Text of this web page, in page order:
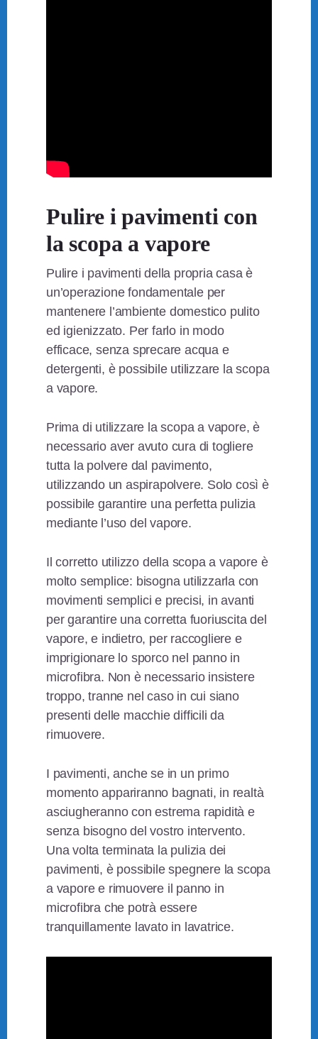
Pulire i pavimenti con
la scopa a vapore
Pulire i pavimenti della propria casa è
un’operazione fondamentale per
mantenere l’ambiente domestico pulito
ed igienizzato. Per farlo in modo
efficace, senza sprecare acqua e
detergenti, è possibile utilizzare la scopa
a vapore.
Prima di utilizzare la scopa a vapore, è
necessario aver avuto cura di togliere
tutta la polvere dal pavimento,
utilizzando un aspirapolvere. Solo così è
possibile garantire una perfetta pulizia
mediante l’uso del vapore.
Il corretto utilizzo della scopa a vapore è
molto semplice: bisogna utilizzarla con
movimenti semplici e precisi, in avanti
per garantire una corretta fuoriuscita del
vapore, e indietro, per raccogliere e
imprigionare lo sporco nel panno in
microfibra. Non è necessario insistere
troppo, tranne nel caso in cui siano
presenti delle macchie difficili da
rimuovere.
I pavimenti, anche se in un primo
momento appariranno bagnati, in realtà
asciugheranno con estrema rapidità e
senza bisogno del vostro intervento.
Una volta terminata la pulizia dei
pavimenti, è possibile spegnere la scopa
a vapore e rimuovere il panno in
microfibra che potrà essere
tranquillamente lavato in lavatrice.